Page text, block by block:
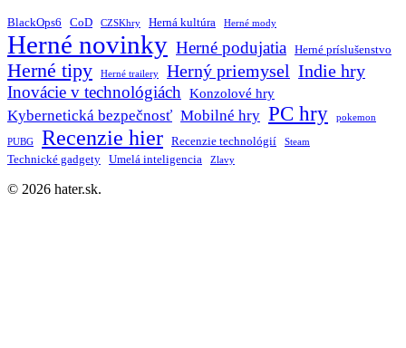
BlackOps6 CoD CZSKhry Herná kultúra Herné mody
Herné novinky Herné podujatia Herné príslušenstvo
Herné tipy Herné trailery Herný priemysel Indie hry
Inovácie v technológiách Konzolové hry
Kybernetická bezpečnosť Mobilné hry PC hry pokemon
PUBG Recenzie hier Recenzie technológií Steam
Technické gadgety Umelá inteligencia Zlavy
© 2026 hater.sk.